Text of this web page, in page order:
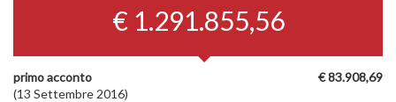
€ 1.291.855,56
€ 83.908,69
primo acconto
(13 Settembre 2016)